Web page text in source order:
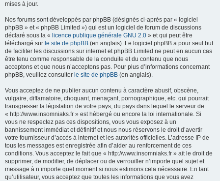
mises à jour.
Nos forums sont développés par phpBB (désignés ci-après par « logiciel
phpBB » et « phpBB Limited ») qui est un logiciel de forum de discussions
déclaré sous la « licence publique générale GNU 2.0 » et qui peut être
téléchargé sur le site de phpBB (en anglais). Le logiciel phpBB a pour seul but
de faciliter les discussions sur internet et phpBB Limited ne peut en aucun cas
être tenu comme responsable de la conduite et du contenu que nous
acceptons et que nous n’acceptons pas. Pour plus d’informations concernant
phpBB, veuillez consulter le site de phpBB (en anglais).
Vous acceptez de ne publier aucun contenu à caractère abusif, obscène,
vulgaire, diffamatoire, choquant, menaçant, pornographique, etc. qui pourrait
transgresser la législation de votre pays, du pays dans lequel le serveur de
« http://www.insomniaks.fr » est hébergé ou encore la loi internationale. Si
vous ne respectez pas ces dispositions, vous vous exposez à un
bannissement immédiat et définitif et nous nous réservons le droit d’avertir
votre fournisseur d’accès à internet et les autorités officielles. L’adresse IP de
tous les messages est enregistrée afin d’aider au renforcement de ces
conditions. Vous acceptez le fait que « http://www.insomniaks.fr » ait le droit de
supprimer, de modifier, de déplacer ou de verrouiller n’importe quel sujet et
message à n’importe quel moment si nous estimons cela nécessaire. En tant
qu’utilisateur, vous acceptez que toutes les informations que vous avez